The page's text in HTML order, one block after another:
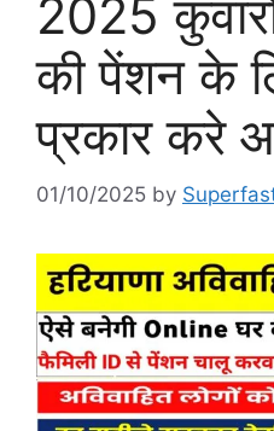
2025
की पेंशन के
प्रकार करे
01/10/2025 by